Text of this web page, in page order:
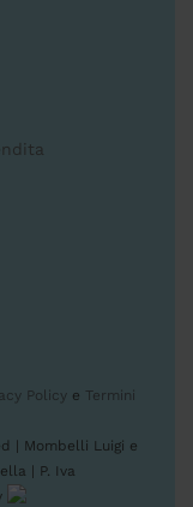
Policy e Termini
| Mombelli Luigi e
| P. Iva